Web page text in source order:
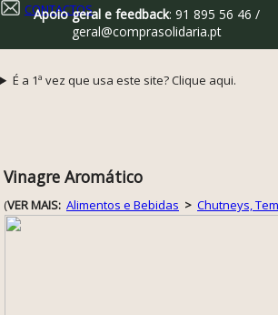
CONTACTOS
Apoio geral e feedback: 91 895 56 46 /
geral@comprasolidaria.pt
É a 1ª vez que usa este site? Clique aqui.
Vinagre Aromático
(VER MAIS: Alimentos e Bebidas > Chutneys,